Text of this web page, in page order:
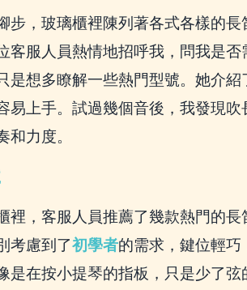
步，玻璃櫃裡陳列著各式各樣的
客服人員熱情地招呼我，問我是
是想多瞭解一些熱門型號。她介
易上手。試過幾個音後，我發現
力度。
裡，客服人員推薦了幾款熱門的
考慮到了初學者的需求，鍵位輕
是在按小提琴的指板，只是少了